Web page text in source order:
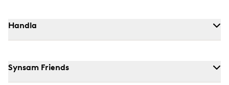
Handla
Synsam Friends